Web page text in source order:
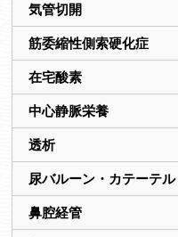
気管切開
筋委縮性側索硬化症
在宅酸素
中心静脈栄養
透析
尿バルーン・カテーテル
鼻腔経管